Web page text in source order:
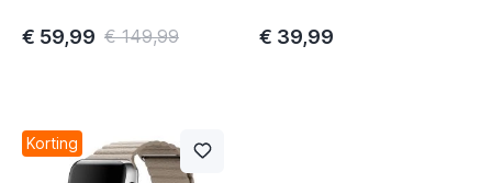
€ 59,99 € 149,99
pine green
€ 39,99
Korting